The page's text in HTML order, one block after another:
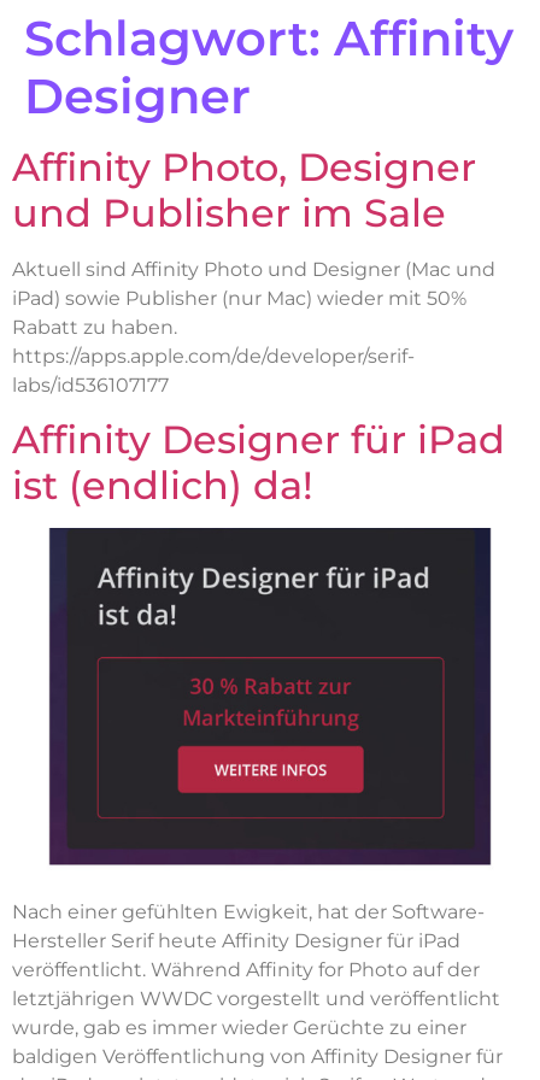
Schlagwort: Affinity
Designer
Affinity Photo, Designer
und Publisher im Sale
Aktuell sind Affinity Photo und Designer (Mac und
iPad) sowie Publisher (nur Mac) wieder mit 50%
Rabatt zu haben.
https://apps.apple.com/de/developer/serif-
labs/id536107177
Affinity Designer für iPad
ist (endlich) da!
Nach einer gefühlten Ewigkeit, hat der Software-
Hersteller Serif heute Affinity Designer für iPad
veröffentlicht. Während Affinity for Photo auf der
letztjährigen WWDC vorgestellt und veröffentlicht
wurde, gab es immer wieder Gerüchte zu einer
baldigen Veröffentlichung von Affinity Designer für